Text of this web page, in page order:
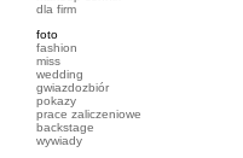
dla firm
foto
fashion
miss
wedding
gwiazdozbiór
pokazy
prace zaliczeniowe
backstage
wywiady